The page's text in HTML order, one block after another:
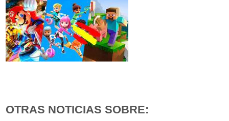
OTRAS NOTICIAS SOBRE: